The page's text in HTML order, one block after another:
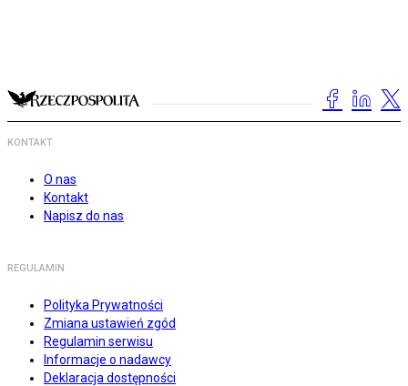
KONTAKT
O nas
Kontakt
Napisz do nas
REGULAMIN
Polityka Prywatności
Zmiana ustawień zgód
Regulamin serwisu
Informacje o nadawcy
Deklaracja dostępności